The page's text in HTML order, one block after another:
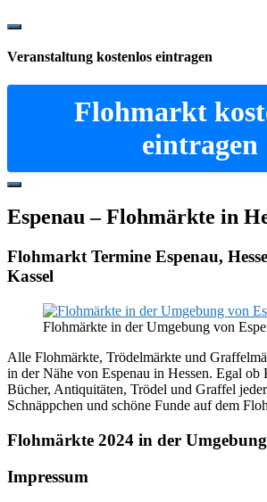
Show
Content
Veranstaltung kostenlos eintragen
Flohmarkt
eintragen
Hide
Content
Espenau – Flohmärkte in
Flohmarkt Termine Espenau,
Kassel
Flohmärkte in der Umgebung von
Alle Flohmärkte, Trödelmärkte und
in der Nähe von Espenau in Hessen. Egal ob
Bücher, Antiquitäten, Trödel und Graffel
Schnäppchen und schöne Funde auf dem
Flohmärkte 2024 in der Umgebung
Footer
Impressum